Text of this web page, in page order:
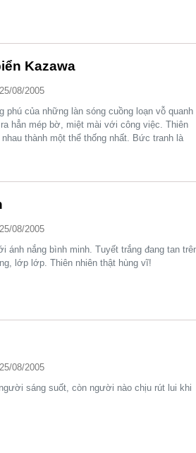
Kazawa
08/2005
phú của những làn sóng cuồng loạn vỗ quanh
hẳn mép bờ, miệt mài với công việc. Thiên
thành một thể thống nhất. Bức tranh là
08/2005
ánh nắng bình minh. Tuyết trắng đang tan
lớp lớp. Thiên nhiên thật hùng vĩ!
08/2005
sáng suốt, còn người nào chịu rút lui khi